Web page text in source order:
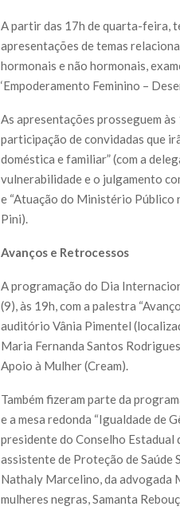
A partir das 17h de quarta-feira,
apresentações de temas
hormonais e não hormonais,
‘Empoderamento Feminino –
As apresentações prosseguem
participação de convidadas que
doméstica e familiar” (com a
vulnerabilidade e o julgamento
e “Atuação do Ministério Público
Pini).
Avanços e Retrocessos
A programação do Dia
(9), às 19h, com a palestra
auditório Vânia Pimentel
Maria Fernanda Santos
Apoio à Mulher (Cream).
Também fizeram parte da
e a mesa redonda “Igualdade de
presidente do Conselho Estadual
assistente de Proteção de Saúde
Nathaly Marcelino, da advogada
mulheres negras, Samanta